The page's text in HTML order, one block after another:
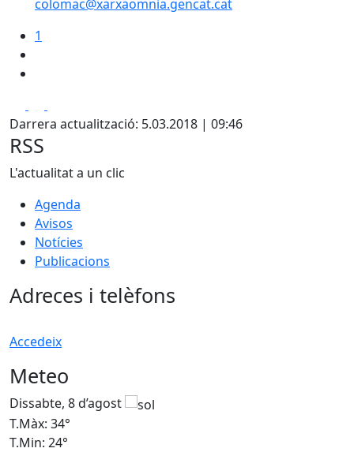
colomac@xarxaomnia.gencat.cat
1
Darrera actualització: 5.03.2018 | 09:46
RSS
L'actualitat a un clic
Agenda
Avisos
Notícies
Publicacions
Adreces i telèfons
Accedeix
Meteo
Dissabte, 8 d’agost
T.Màx: 34°
T.Min: 24°